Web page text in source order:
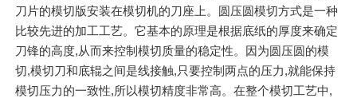
刀片的模切版安装在模切机的刀座上。圆压圆模切方式是一种
比较先进的加工工艺。它基本的原理是根据底纸的厚度来确定
刀锋的高度,从而来控制模切质量的稳定性。因为圆压圆的模
切,模切刀和底辊之间是线接触,只要控制两点的压力,就能保持
模切压力的一致性,所以模切精度非常高。在整个模切工艺中,